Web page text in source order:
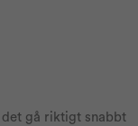
det gå riktigt snabbt